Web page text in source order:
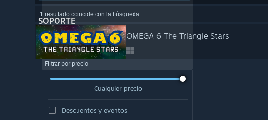
SOPORTE
1 resultado coincide con la búsqueda.
OMEGA 6 The Triangle Stars
Filtrar por precio
Cualquier precio
Descuentos y eventos